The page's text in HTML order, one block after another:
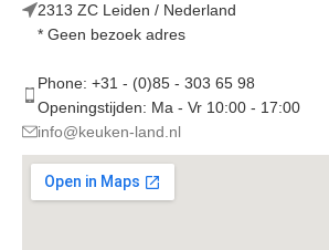
2313 ZC Leiden / Nederland
* Geen bezoek adres
Phone: +31 - (0)85 - 303 65 98
Openingstijden: Ma - Vr 10:00 - 17:00
info@keuken-land.nl